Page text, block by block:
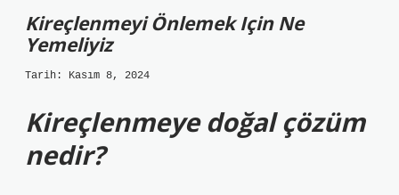
Kireçlenmeyi Önlemek Için Ne
Yemeliyiz
Tarih: Kasım 8, 2024
Kireçlenmeye doğal çözüm
nedir?